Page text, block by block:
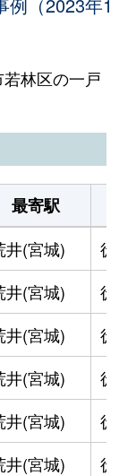
林区の一戸
最寄駅
井(宮城)
徒
井(宮城)
徒
井(宮城)
徒
井(宮城)
徒
井(宮城)
徒
井(宮城)
徒